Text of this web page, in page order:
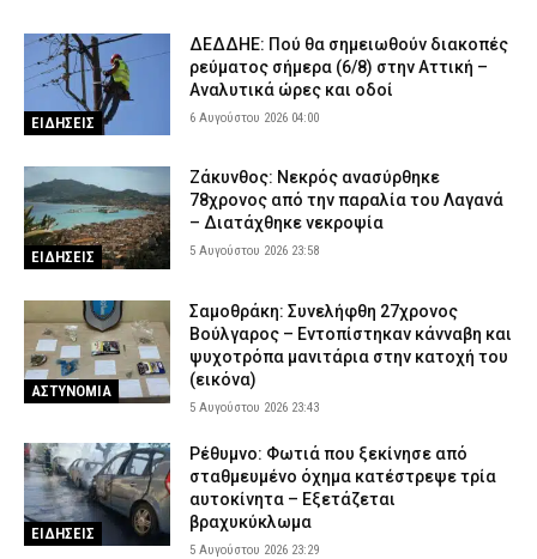
Εποχικοί Πυροσβέστες προς Τουρνά: «Γιατί ανακλήθηκαν οι
άδειες;»
ΣΩΜΑΤΑ ΑΣΦΑΛΕΙΑΣ 5 Αυγούστου 2026 17:53
φωτιάς – Τι ανακοίνωσε η Hellenic Train
ΕΙΔΗΣΕΙΣ 5 Αυγούστου 2026 17:42
Εκτεταμένες επιχειρήσεις της ΕΛ.ΑΣ. οδήγησαν σε 23
συλλήψεις στη Στερεά Ελλάδα
Σοκαριστικό βίντεο: Η στιγμή που η φωτιά εισβάλλει στο Πόρτο
Γερμενό και κατακαίει τα πάντα
ΕΙΔΗΣΕΙΣ 5 Αυγούστου 2026 17:18
Αττική, Βοιωτία και Εύβοια
ΕΙΔΗΣΕΙΣ 5 Αυγούστου 2026 17:07
Μπορεί ένα αυτοκίνητο να ξεπεράσει τα 300.000 χιλιόμετρα; –
Τι καθορίζει πραγματικά τη διάρκεια ζωής του
ΕΙΔΗΣΕΙΣ
ΔΕΔΔΗΕ: Πού θα σημειωθούν διακοπές
ρεύματος σήμερα (6/8) στην Αττική –
Αναλυτικά ώρες και οδοί
6 Αυγούστου 2026 04:00
ΕΙΔΗΣΕΙΣ
Ζάκυνθος: Νεκρός ανασύρθηκε
78χρονος από την παραλία του Λαγανά
– Διατάχθηκε νεκροψία
5 Αυγούστου 2026 23:58
ΑΣΤΥΝΟΜΙΑ
Σαμοθράκη: Συνελήφθη 27χρονος
Βούλγαρος – Εντοπίστηκαν κάνναβη και
ψυχοτρόπα μανιτάρια στην κατοχή του
(εικόνα)
5 Αυγούστου 2026 23:43
ΕΙΔΗΣΕΙΣ
Ρέθυμνο: Φωτιά που ξεκίνησε από
σταθμευμένο όχημα κατέστρεψε τρία
αυτοκίνητα – Εξετάζεται
βραχυκύκλωμα
5 Αυγούστου 2026 23:29